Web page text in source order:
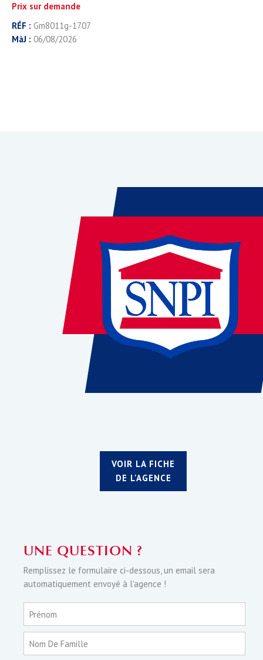
Prix sur demande
RÉF : Gm8011g-1707
MàJ : 06/08/2026
VOIR LA FICHE
DE L'AGENCE
UNE QUESTION ?
Remplissez le formulaire ci-dessous, un email sera
automatiquement envoyé à l'agence !
Prénom
Nom De Famille